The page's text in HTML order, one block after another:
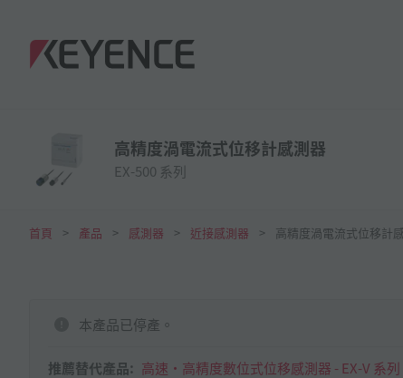
高精度渦電流式位移計感測器
EX-500 系列
首頁 產品 感測器 近接感測器 高精度渦電流式位移計
本產品已停產。
推薦替代產品: 高速·高精度數位式位移感測器 - EX-V 系列